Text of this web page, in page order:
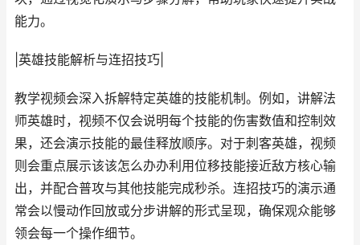
能力。
|英雄技能解析与连招技巧|
教学视频会深入拆解特定英雄的技能机制。例如，讲解法
师英雄时，视频不仅会说明每个技能的伤害数值和控制效
果，还会演示技能的最佳释放顺序。对于刺客英雄，视频
则会重点展示该该怎么办办利用位移技能接近敌方核心输
出，并配合普攻与其他技能完成秒杀。连招技巧的演示通
常会以慢动作回放或分步讲解的形式呈现，确保观众能够
领会每一个操作细节。